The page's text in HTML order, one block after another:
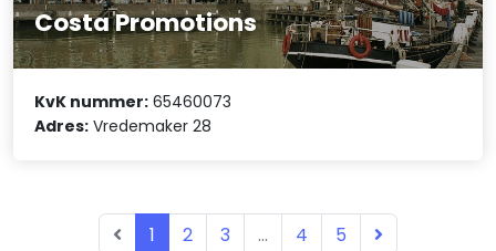
Costa Promotions
KvK nummer: 65460073
Adres: Vredemaker 28
1 2 3 ... 4 5